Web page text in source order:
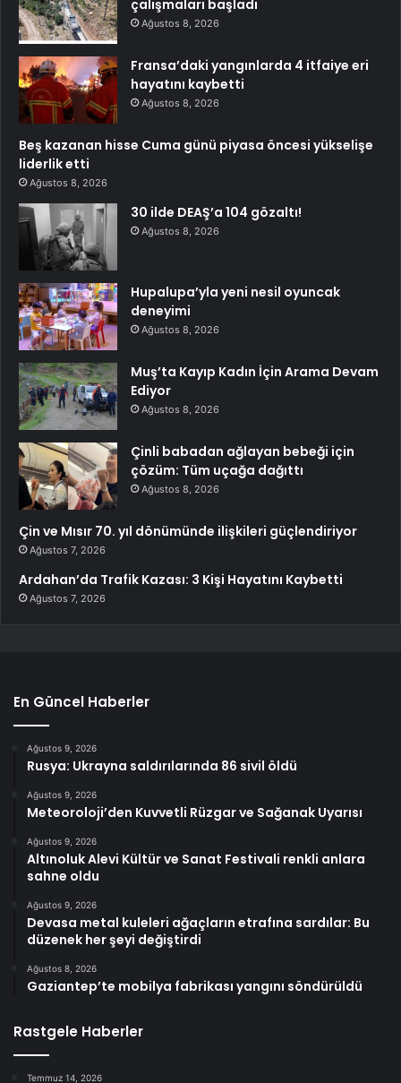
çalışmaları başladı
Ağustos 8, 2026
Fransa’daki yangınlarda 4 itfaiye eri
hayatını kaybetti
Ağustos 8, 2026
Beş kazanan hisse Cuma günü piyasa öncesi yükselişe
liderlik etti
Ağustos 8, 2026
30 ilde DEAŞ’a 104 gözaltı!
Ağustos 8, 2026
Hupalupa’yla yeni nesil oyuncak
deneyimi
Ağustos 8, 2026
Muş’ta Kayıp Kadın İçin Arama Devam
Ediyor
Ağustos 8, 2026
Çinli babadan ağlayan bebeği için
çözüm: Tüm uçağa dağıttı
Ağustos 8, 2026
Çin ve Mısır 70. yıl dönümünde ilişkileri güçlendiriyor
Ağustos 7, 2026
Ardahan’da Trafik Kazası: 3 Kişi Hayatını Kaybetti
Ağustos 7, 2026
En Güncel Haberler
Ağustos 9, 2026
Rusya: Ukrayna saldırılarında 86 sivil öldü
Ağustos 9, 2026
Meteoroloji’den Kuvvetli Rüzgar ve Sağanak Uyarısı
Ağustos 9, 2026
Altınoluk Alevi Kültür ve Sanat Festivali renkli anlara
sahne oldu
Ağustos 9, 2026
Devasa metal kuleleri ağaçların etrafına sardılar: Bu
düzenek her şeyi değiştirdi
Ağustos 8, 2026
Gaziantep’te mobilya fabrikası yangını söndürüldü
Rastgele Haberler
Temmuz 14, 2026